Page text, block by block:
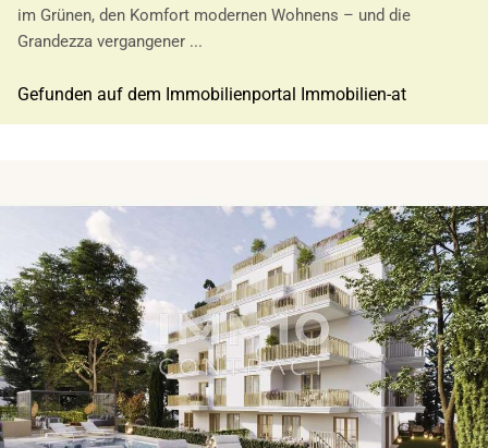
im Grünen, den Komfort modernen Wohnens – und die
Grandezza vergangener ...
Gefunden auf dem Immobilienportal Immobilien-at